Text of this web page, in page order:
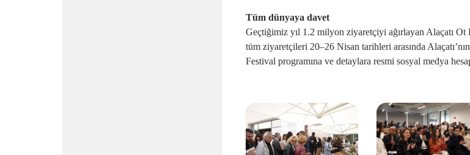
Tüm dünyaya davet
Geçtiğimiz yıl 1.2 milyon ziyaretçiyi ağırlayan Alaçatı
tüm ziyaretçileri 20–26 Nisan tarihleri arasında
Festival programına ve detaylara resmi sosyal medya